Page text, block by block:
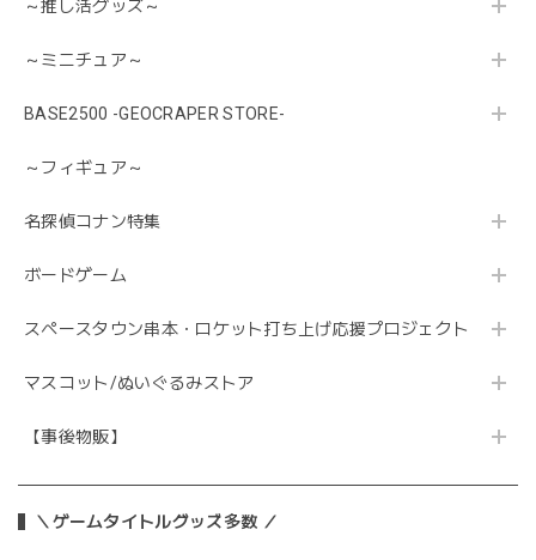
～推し活グッズ～
～ミニチュア～
BASE2500 -GEOCRAPER STORE-
～フィギュア～
名探偵コナン特集
ボードゲーム
スペースタウン串本・ロケット打ち上げ応援プロジェクト
マスコット/ぬいぐるみストア
【事後物販】
＼ゲームタイトルグッズ多数 ／